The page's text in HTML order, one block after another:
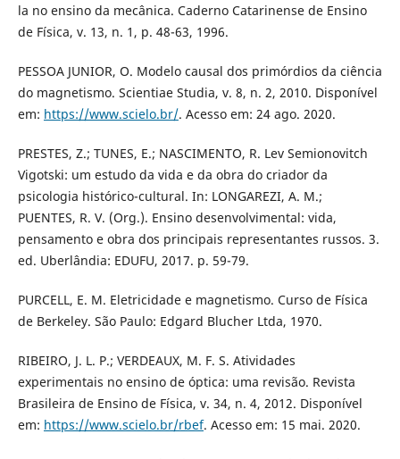
la no ensino da mecânica. Caderno Catarinense de Ensino
de Física, v. 13, n. 1, p. 48-63, 1996.
PESSOA JUNIOR, O. Modelo causal dos primórdios da ciência
do magnetismo. Scientiae Studia, v. 8, n. 2, 2010. Disponível
em: https://www.scielo.br/. Acesso em: 24 ago. 2020.
PRESTES, Z.; TUNES, E.; NASCIMENTO, R. Lev Semionovitch
Vigotski: um estudo da vida e da obra do criador da
psicologia histórico-cultural. In: LONGAREZI, A. M.;
PUENTES, R. V. (Org.). Ensino desenvolvimental: vida,
pensamento e obra dos principais representantes russos. 3.
ed. Uberlândia: EDUFU, 2017. p. 59-79.
PURCELL, E. M. Eletricidade e magnetismo. Curso de Física
de Berkeley. São Paulo: Edgard Blucher Ltda, 1970.
RIBEIRO, J. L. P.; VERDEAUX, M. F. S. Atividades
experimentais no ensino de óptica: uma revisão. Revista
Brasileira de Ensino de Física, v. 34, n. 4, 2012. Disponível
em: https://www.scielo.br/rbef. Acesso em: 15 mai. 2020.